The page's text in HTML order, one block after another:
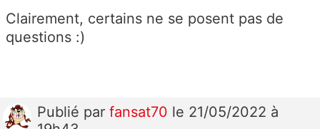
Clairement, certains ne se posent pas de
questions :)
Publié par fansat70 le 21/05/2022 à